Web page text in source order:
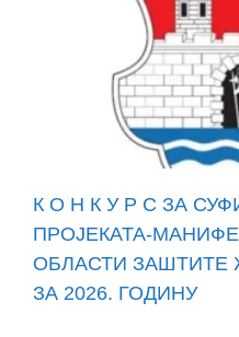
К О Н К У Р С ЗА
ПРОЈЕКАТА-
ОБЛАСТИ ЗАШТИТЕ
ЗА 2026. ГОДИНУ